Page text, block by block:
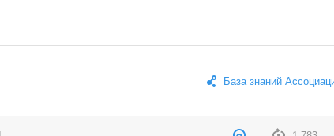
База знаний